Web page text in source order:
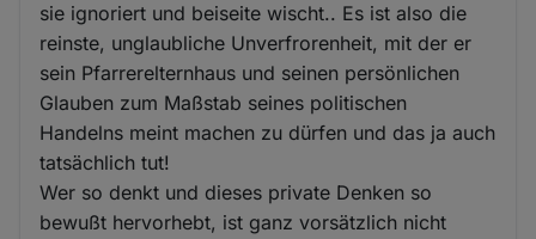
sie ignoriert und beiseite wischt.. Es ist also die
reinste, unglaubliche Unverfrorenheit, mit der er
sein Pfarrerelternhaus und seinen persönlichen
Glauben zum Maßstab seines politischen
Handelns meint machen zu dürfen und das ja auch
tatsächlich tut!
Wer so denkt und dieses private Denken so
bewußt hervorhebt, ist ganz vorsätzlich nicht